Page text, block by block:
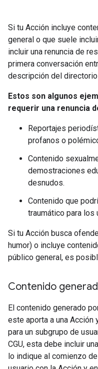
Si tu Acción incluye
general o que suele
incluir una renuncia de
primera conversación
descripción del
Estos son algunos
requerir una renuncia
Reportajes
profanos o
Contenido
demostraciones
desnudos.
Contenido que
traumático para los
Si tu Acción busca
humor) o incluye
público general, es
Contenido
El contenido generado
este aporta a una
para un subgrupo de
CGU, esta debe incluir
lo indique al comienzo